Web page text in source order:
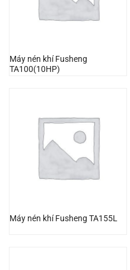
Máy nén khí Fusheng
TA100(10HP)
Máy nén khí Fusheng TA155L